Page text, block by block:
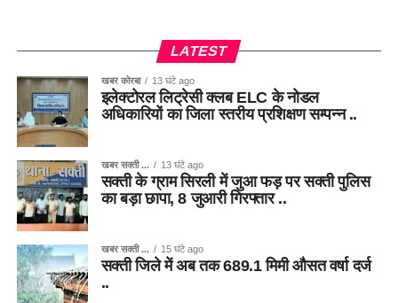
LATEST
खबर कोरबा 13 घंटे ago
इलेक्टोरल लिट्रेसी क्लब ELC के नोडल
अधिकारियों का जिला स्तरीय प्रशिक्षण सम्पन्न ..
खबर सक्ती ... 13 घंटे ago
सक्ती के ग्राम सिरली में जुआ फड़ पर सक्ती पुलिस
का बड़ा छापा, 8 जुआरी गिरफ्तार ..
खबर सक्ती ... 15 घंटे ago
सक्ती जिले में अब तक 689.1 मिमी औसत वर्षा दर्ज
..